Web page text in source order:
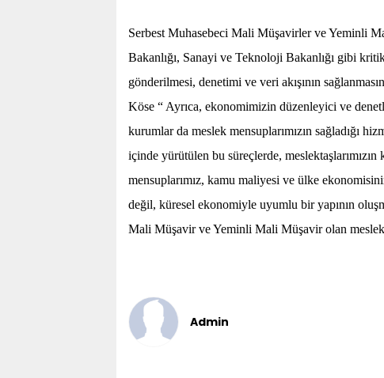
Serbest Muhasebeci Mali Müşavirler ve Yeminli
Bakanlığı, Sanayi ve Teknoloji Bakanlığı gibi
gönderilmesi, denetimi ve veri akışının
Köse “ Ayrıca, ekonomimizin düzenleyici ve
kurumlar da meslek mensuplarımızın sağladığı
içinde yürütülen bu süreçlerde,
mensuplarımız, kamu maliyesi ve ülke
değil, küresel ekonomiyle uyumlu bir yapının
Mali Müşavir ve Yeminli Mali Müşavir olan
Admin